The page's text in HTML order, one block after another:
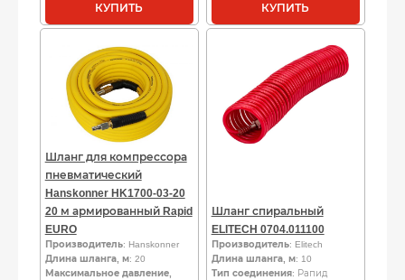
КУПИТЬ КУПИТЬ
Шланг для компрессора
пневматический
Hanskonner HK1700-03-20
20 м армированный Rapid
EURO
Производитель: Hanskonner
Длина шланга, м: 20
Максимальное давление,
Шланг спиральный
ELITECH 0704.011100
Производитель: Elitech
Длина шланга, м: 10
Тип соединения: Рапид